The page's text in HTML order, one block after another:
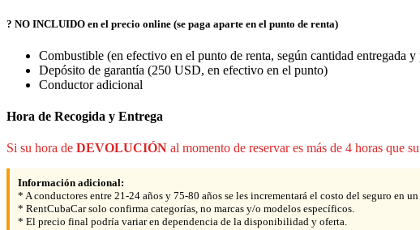
? NO INCLUIDO en el precio online (se paga aparte en el punto de renta)
Combustible (en efectivo en el punto de renta, según cantidad entregada
Depósito de garantía (250 USD, en efectivo en el punto)
Conductor adicional
Hora de Recogida y Entrega
Si su hora de DEVOLUCIÓN al momento de reservar es más de 4 horas que
Información adicional:
* A conductores entre 21-24 años y 75-80 años se les incrementará el costo del seguro en
* RentCubaCar solo confirma categorías, no marcas y/o modelos específicos.
* El precio final podría variar en dependencia de la disponibilidad y oferta.